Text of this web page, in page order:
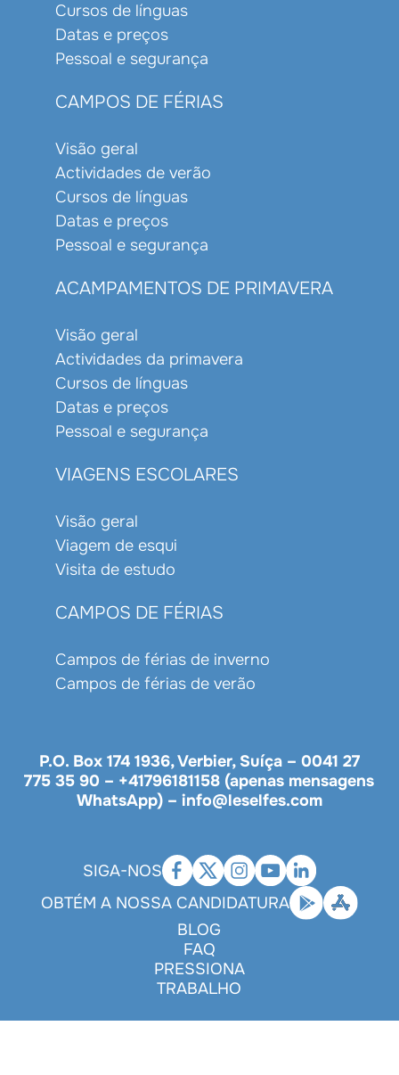
Cursos de línguas
Datas e preços
Pessoal e segurança
CAMPOS DE FÉRIAS
Visão geral
Actividades de verão
Cursos de línguas
Datas e preços
Pessoal e segurança
ACAMPAMENTOS DE PRIMAVERA
Visão geral
Actividades da primavera
Cursos de línguas
Datas e preços
Pessoal e segurança
VIAGENS ESCOLARES
Visão geral
Viagem de esqui
Visita de estudo
CAMPOS DE FÉRIAS
Campos de férias de inverno
Campos de férias de verão
P.O. Box 174 1936, Verbier, Suíça – 0041 27
775 35 90 – +41796181158 (apenas mensagens
WhatsApp)– info@leselfes.com
SIGA-NOS
OBTÉM A NOSSA CANDIDATURA
BLOG
FAQ
PRESSIONA
TRABALHO